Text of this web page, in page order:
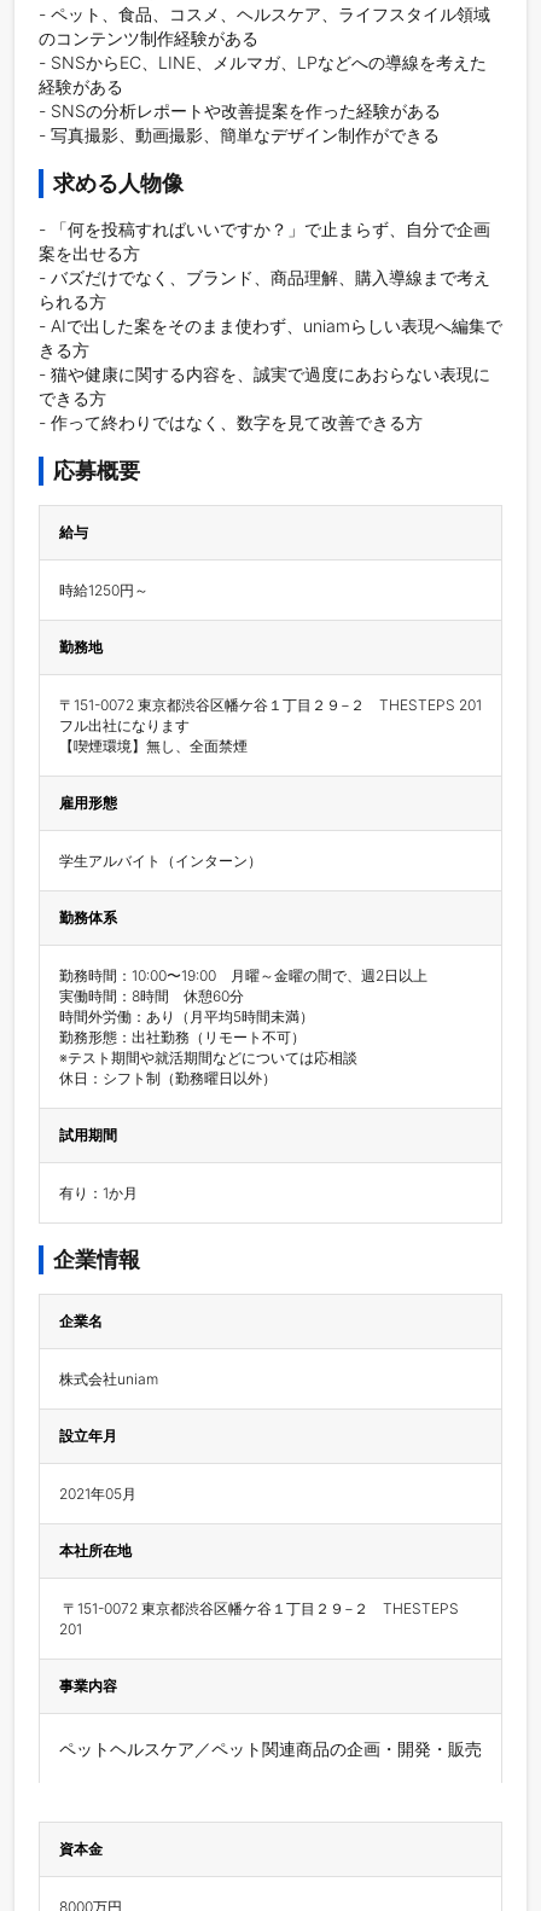
- ペット、食品、コスメ、ヘルスケア、ライフスタイル領域
のコンテンツ制作経験がある
- SNSからEC、LINE、メルマガ、LPなどへの導線を考えた
経験がある
- SNSの分析レポートや改善提案を作った経験がある
- 写真撮影、動画撮影、簡単なデザイン制作ができる
求める人物像
- 「何を投稿すればいいですか？」で止まらず、自分で企画
案を出せる方
- バズだけでなく、ブランド、商品理解、購入導線まで考え
られる方
- AIで出した案をそのまま使わず、uniamらしい表現へ編集で
きる方
- 猫や健康に関する内容を、誠実で過度にあおらない表現に
できる方
- 作って終わりではなく、数字を見て改善できる方
応募概要
給与
時給1250円～
勤務地
〒151-0072 東京都渋谷区幡ケ谷１丁目２９−２　THESTEPS 201
フル出社になります
雇用形態
学生アルバイト（インターン）
勤務体系
勤務時間：10:00〜19:00　月曜～金曜の間で、週2日以上
実働時間：8時間　休憩60分
時間外労働：あり（月平均5時間未満）
勤務形態：出社勤務（リモート不可）
※テスト期間や就活期間などについては応相談
休日：シフト制（勤務曜日以外）
試用期間
有り：1か月
企業情報
企業名
株式会社uniam
設立年月
2021年05月
本社所在地
201
事業内容
ペットヘルスケア／ペット関連商品の企画・開発・販売
資本金
8000万円